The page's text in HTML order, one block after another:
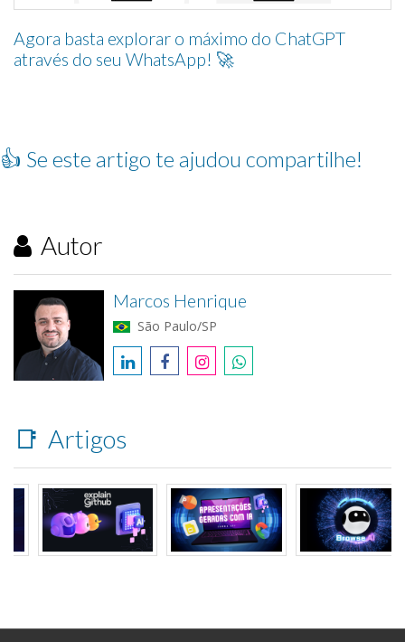
Agora basta explorar o máximo do ChatGPT
através do seu WhatsApp! 🚀
👍 Se este artigo te ajudou compartilhe!
Autor
Marcos Henrique
São Paulo/SP
Artigos